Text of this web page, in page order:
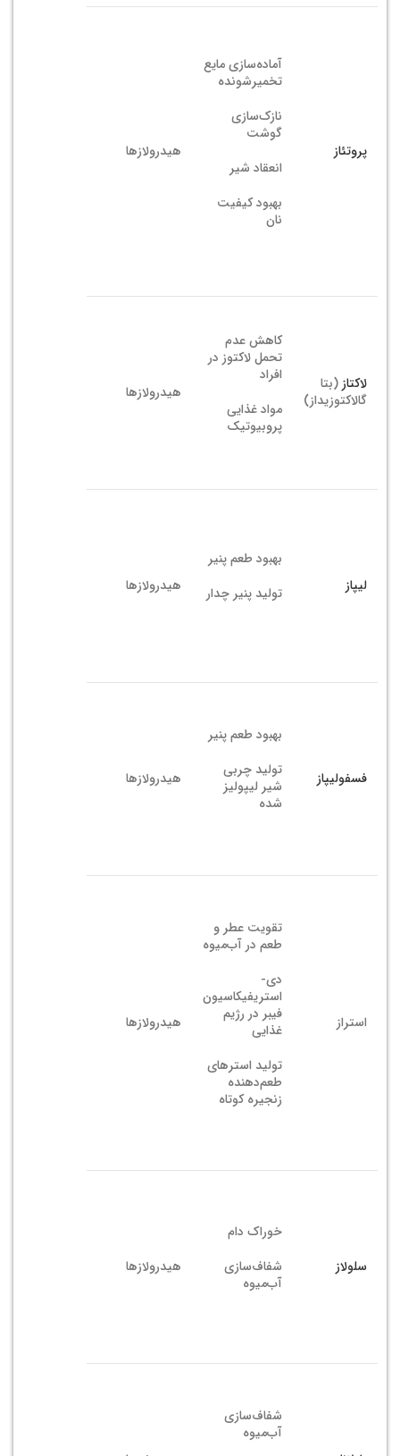
پروتئاز
آماده‌سازی مایع
تخمیرشونده
نازک‌سازی
گوشت
انعقاد شیر
بهبود کیفیت
نان
هیدرولازها
لاکتاز (بتا
گالاکتوزیداز)
کاهش عدم
تحمل لاکتوز در
افراد
مواد غذایی
پروبیوتیک
هیدرولازها
لیپاز
بهبود طعم پنیر
تولید پنیر چدار
هیدرولازها
فسفولیپاز
بهبود طعم پنیر
تولید چربی
شیر لیپولیز
شده
هیدرولازها
استراز
تقویت عطر و
طعم در آب‌میوه
دی-
استریفیکاسیون
فیبر در رژیم
غذایی
تولید استرهای
طعم‌دهنده
زنجیره کوتاه
هیدرولازها
سلولاز
خوراک دام
شفاف‌سازی
آب‌میوه
هیدرولازها
شفاف‌سازی
آب‌میوه